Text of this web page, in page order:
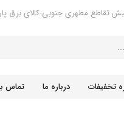
تقاطع مطهری جنوبی-کالای برق
تخفیفات درباره ما تماس